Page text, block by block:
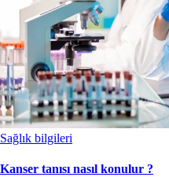
Sağlık bilgileri
Kanser tanısı nasıl konulur ?